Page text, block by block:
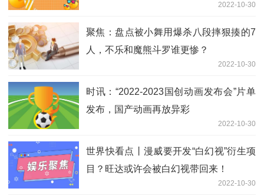
2022-10-30
聚焦：盘点被小舞用爆杀八段摔狠揍的7
人，不乐和魔熊斗罗谁更惨？
2022-10-30
时讯：“2022-2023国创动画发布会”片单
发布，国产动画再放异彩
2022-10-30
世界快看点丨漫威要开发“白幻视”衍生项
目？旺达或许会被白幻视带回来！
2022-10-30